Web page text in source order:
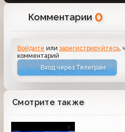
Комментарии 0
Войдите илизарегистрируйтесь,
комментарий
Вход через Телеграм
Смотрите также